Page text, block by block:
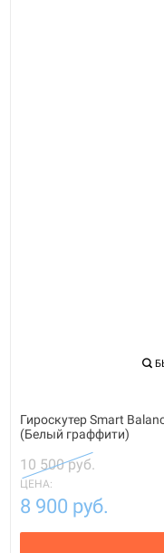
Гироскутер Smart
(Белый граффити)
10 500 руб.
ЦЕНА:
8 900 руб.